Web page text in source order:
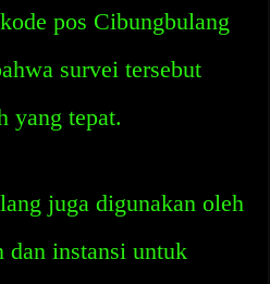
pos Cibungbulang
survei tersebut
yang tepat.
juga digunakan oleh
dan instansi untuk